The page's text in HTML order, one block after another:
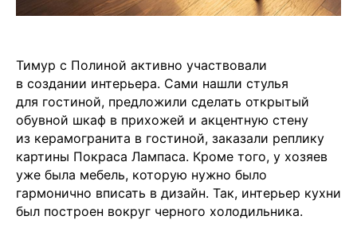
Тимур с Полиной активно участвовали
в создании интерьера. Сами нашли стулья
для гостиной, предложили сделать открытый
обувной шкаф в прихожей и акцентную стену
из керамогранита в гостиной, заказали реплику
картины Покраса Лампаса. Кроме того, у хозяев
уже была мебель, которую нужно было
гармонично вписать в дизайн. Так, интерьер кухни
был построен вокруг черного холодильника.